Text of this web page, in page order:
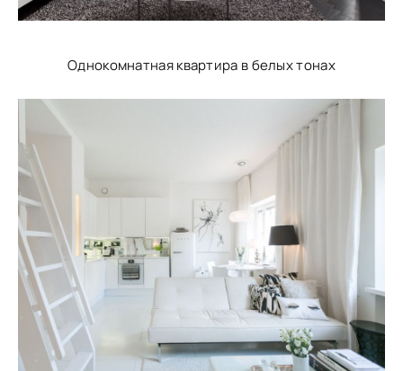
Однокомнатная квартира в белых тонах